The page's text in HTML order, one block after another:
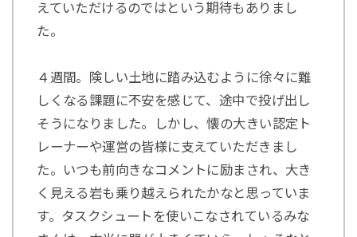
えていただけるのではという期待もありまし
た。
４週間。険しい土地に踏み込むように徐々に難
しくなる課題に不安を感じて、途中で投げ出し
そうになりました。しかし、懐の大きい認定ト
レーナーや運営の皆様に支えていただきまし
た。いつも前向きなコメントに励まされ、大き
く見える岩も乗り越えられたかなと思っていま
す。タスクシュートを使いこなされているみな